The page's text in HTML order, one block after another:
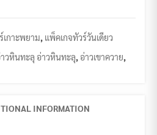
เกาะพยาม, แพ็คเกจทัวร์วันเดียว
วหินทะลุ อ่าวหินทะลุ,อ่าวเขาควาย,
INFORMATION